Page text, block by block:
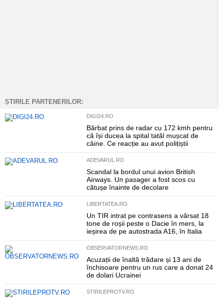
ȘTIRILE PARTENERILOR:
DIGI24.RO
Bărbat prins de radar cu 172 kmh pentru
că își ducea la spital tatăl mușcat de
câine. Ce reacție au avut polițiștii
ADEVARUL.RO
Scandal la bordul unui avion British
Airways. Un pasager a fost scos cu
cătușe înainte de decolare
LIBERTATEA.RO
Un TIR intrat pe contrasens a vărsat 18
tone de roșii peste o Dacie în mers, la
ieșirea de pe autostrada A16, în Italia
OBSERVATORNEWS.RO
Acuzații de înaltă trădare și 13 ani de
închisoare pentru un rus care a donat 24
de dolari Ucrainei
STIRILEPROTV.RO